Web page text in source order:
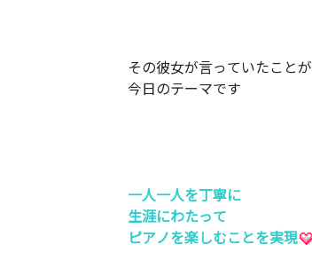
その彼女が言っていたことが
今日のテーマです
一人一人を丁寧に
生涯にわたって
ピアノを楽しむことを実現